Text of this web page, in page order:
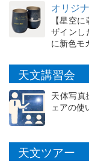
オリジ
【星空
ザインし
に新色モ
天文講習会
天体写真
ェアの使
天文ツアー